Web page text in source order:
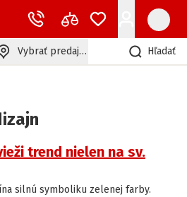
Vybrať predajňu Hľadať
trend nielen na sv.
silnú symboliku zelenej farby.